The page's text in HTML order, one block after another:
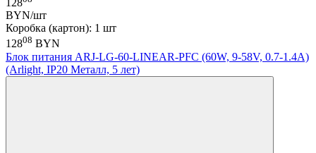
128
BYN/шт
Коробка (картон): 1 шт
12808 BYN
Блок питания ARJ-LG-60-LINEAR-PFC (60W, 9-58V, 0.7-1.4A)
(Arlight, IP20 Металл, 5 лет)